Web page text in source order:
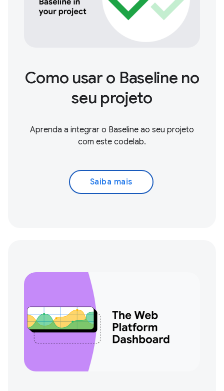
Como usar o Baseline no
seu projeto
Aprenda a integrar o Baseline ao seu projeto
com este codelab.
Saiba mais